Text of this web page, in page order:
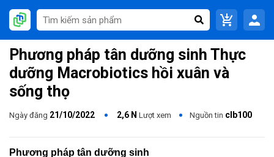
Phương pháp tân dưỡng sinh Thực
dưỡng Macrobiotics hồi xuân và
sống thọ
Ngày đăng 21/10/2022 2,6 N Lượt xem Nguồn tin clb100
Phương pháp tân dưỡng sinh